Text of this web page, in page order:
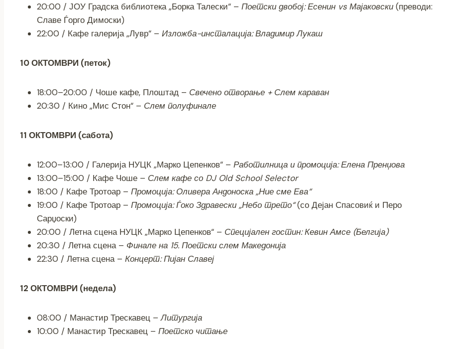
20:00 / ЈОУ Градска библиотека „Борка Талески“ – Поетски двобој: Есенин vs Мајаковски (преводи:
Славе Ѓорго Димоски)
22:00 / Кафе галерија „Лувр“ – Изложба-инсталација: Владимир Лукаш
10 ОКТОМВРИ (петок)
18:00–20:00 / Чоше кафе, Плоштад – Свечено отворање + Слем караван
20:30 / Кино „Мис Стон“ – Слем полуфинале
11 ОКТОМВРИ (сабота)
12:00–13:00 / Галерија НУЦК „Марко Цепенков“ – Работилница и промоција: Елена Пренџова
13:00–15:00 / Кафе Чоше – Слем кафе со DJ Old School Selector
18:00 / Кафе Тротоар – Промоција: Оливера Андоноска „Ние сме Ева“
19:00 / Кафе Тротоар – Промоција: Ѓоко Здравески „Небо трето“(со Дејан Спасовиќ и Перо
Сарџоски)
20:00 / Летна сцена НУЦК „Марко Цепенков“ – Специјален гостин: Кевин Амсе (Белгија)
20:30 / Летна сцена – Финале на 15. Поетски слем Македонија
22:30 / Летна сцена – Концерт: Пијан Славеј
12 ОКТОМВРИ (недела)
08:00 / Манастир Трескавец –Литургија
10:00 / Манастир Трескавец – Поетско читање